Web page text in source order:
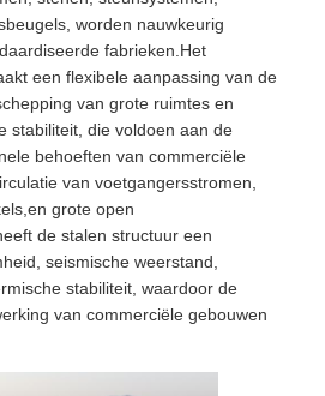
op
worden nauwkeurig
fabrieken.Het
een flexibele aanpassing van de
van grote ruimtes en
stabiliteit, die voldoen aan de
behoeften van commerciële
van voetgangersstromen,
grote open
de stalen structuur een
seismische weerstand,
stabiliteit, waardoor de
van commerciële gebouwen